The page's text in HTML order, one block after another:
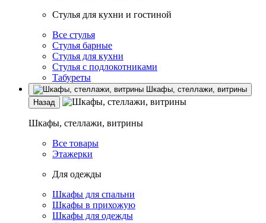
Стулья для кухни и гостиной
Все стулья
Стулья барные
Стулья для кухни
Стулья с подлокотниками
Табуреты
Шкафы, стеллажи, витрины
Назад
Шкафы, стеллажи, витрины
Все товары
Этажерки
Для одежды
Шкафы для спальни
Шкафы в прихожую
Шкафы для одежды